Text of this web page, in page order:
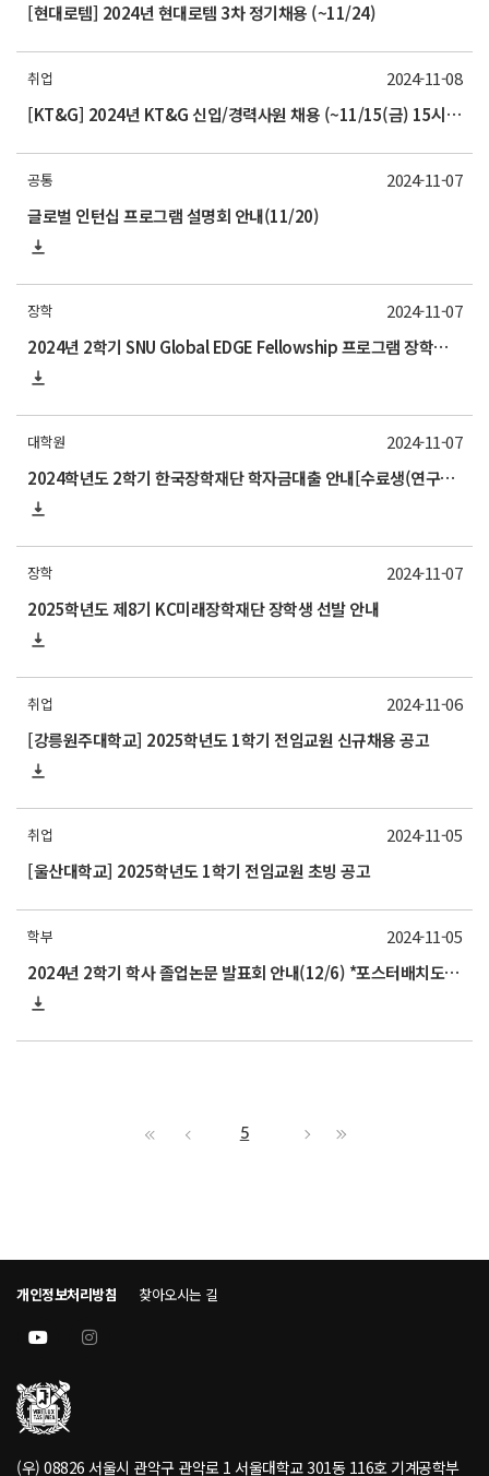
[현대로템] 2024년 현대로템 3차 정기채용 (~11/24)
취업
[KT&G] 2024년 KT&G 신입/경력사원 채용 (~11/15(금) 15시까지)
2024-11-08
공통
글로벌 인턴십 프로그램 설명회 안내(11/20)
2024-11-07
장학
2024년 2학기 SNU Global EDGE Fellowship 프로그램 장학생 모집 안내
2024-11-07
대학원
2024학년도 2학기 한국장학재단 학자금대출 안내[수료생(연구생) 추가 신청]
2024-11-07
장학
2025학년도 제8기 KC미래장학재단 장학생 선발 안내
2024-11-07
취업
[강릉원주대학교] 2025학년도 1학기 전임교원 신규채용 공고
2024-11-06
취업
[울산대학교] 2025학년도 1학기 전임교원 초빙 공고
2024-11-05
학부
2024년 2학기 학사 졸업논문 발표회 안내(12/6) *포스터배치도 업데이트(제출 날짜 수정)
2024-11-05
5
개인정보처리방침 찾아오시는 길
(우) 08826 서울시 관악구 관악로 1 서울대학교 301동 116호 기계공학부